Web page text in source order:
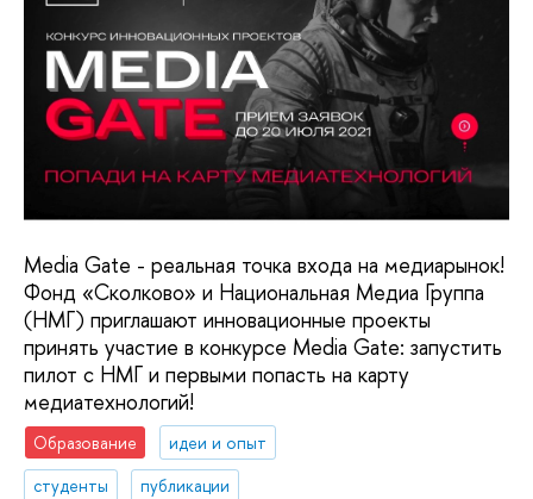
Media Gatе - реальная точка входа на медиарынок!
Фонд «Сколково» и Национальная Медиа Группа
(НМГ) приглашают инновационные проекты
принять участие в конкурсе Media Gatе: запустить
пилот с НМГ и первыми попасть на карту
медиатехнологий!
Образование
идеи и опыт
студенты
публикации